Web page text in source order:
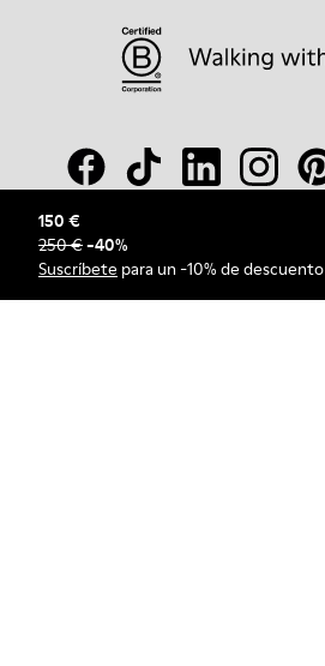
150 €
250 €-40%
Suscríbete para un -10% de descuento
© Camper, 2026